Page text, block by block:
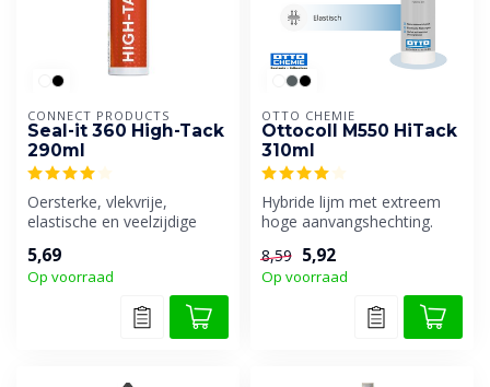
CONNECT PRODUCTS
Seal-it 360 High-Tack
290ml
Oersterke, vlekvrije,
elastische en veelzijdige
aanv...
5,69
Op voorraad
OTTO CHEMIE
Ottocoll M550 HiTack
310ml
Hybride lijm met extreem
hoge aanvangshechting.
8,59 5,92
Op voorraad